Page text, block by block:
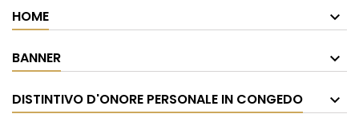
HOME
BANNER
DISTINTIVO D'ONORE PERSONALE IN CONGEDO